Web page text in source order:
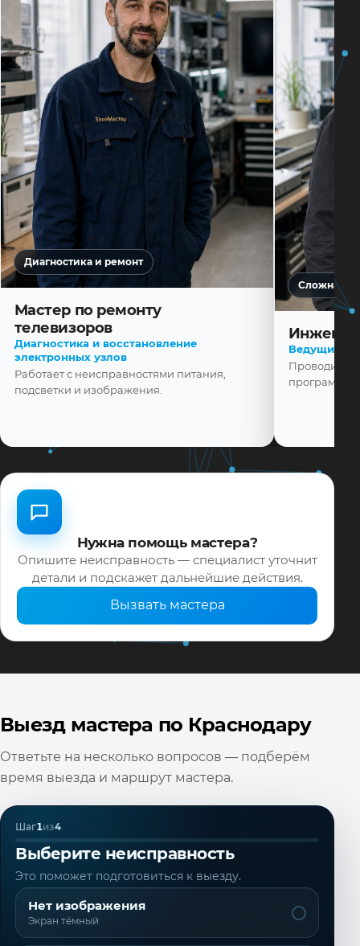
Диагностика и ремонт
Мастер по ремонту
телевизоров
Диагностика и восстановление
электронных узлов
Работает с неисправностями питания,
подсветки и изображения.
Сложная
Ведущий
Проводит
Нужна помощь мастера?
Опишите неисправность — специалист уточнит
детали и подскажет дальнейшие действия.
Вызвать мастера
Выезд мастера по Краснодару
Ответьте на несколько вопросов — подберём
время выезда и маршрут мастера.
Шаг1из4
Выберите неисправность
Это поможет подготовиться к выезду.
Нет изображения
Экран тёмный